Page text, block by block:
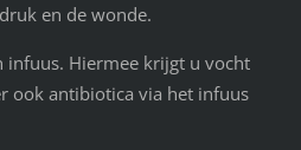
en de wonde.
infuus. Hiermee krijgt u vocht
ook antibiotica via het infuus